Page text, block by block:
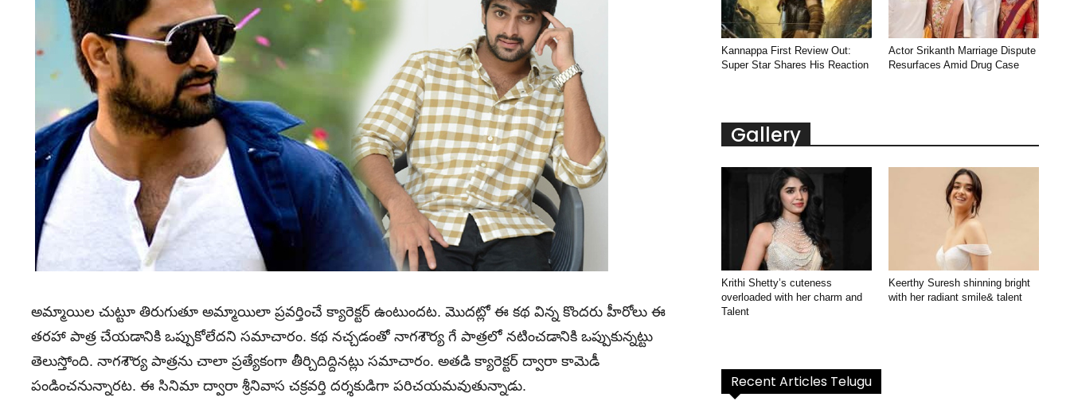
అమ్మాయిల చుట్టూ తిరుగుతూ అమ్మాయిలా ప్రవర్తించే క్యారెక్టర్ ఉంటుందట. మొదట్లో ఈ కథ విన్న కొందరు హీరోలు ఈ
తరహా పాత్ర చేయడానికి ఒప్పుకోలేదని సమాచారం. కథ నచ్చడంతో నాగశౌర్య గే పాత్రలో నటించడానికి ఒప్పుకున్నట్టు
తెలుస్తోంది. నాగశౌర్య పాత్రను చాలా ప్రత్యేకంగా తీర్చిదిద్దినట్లు సమాచారం. అతడి క్యారెక్టర్ ద్వారా కామెడీ
పండించనున్నారట. ఈ సినిమా ద్వారా శ్రీనివాస చక్రవర్తి దర్శకుడిగా పరిచయమవుతున్నాడు.
Kannappa First Review Out:
Super Star Shares His Reaction
Actor Srikanth Marriage Dispute
Resurfaces Amid Drug Case
Gallery
Krithi Shetty’s cuteness
overloaded with her charm and
Talent
Keerthy Suresh shinning bright
with her radiant smile& talent
Recent Articles Telugu